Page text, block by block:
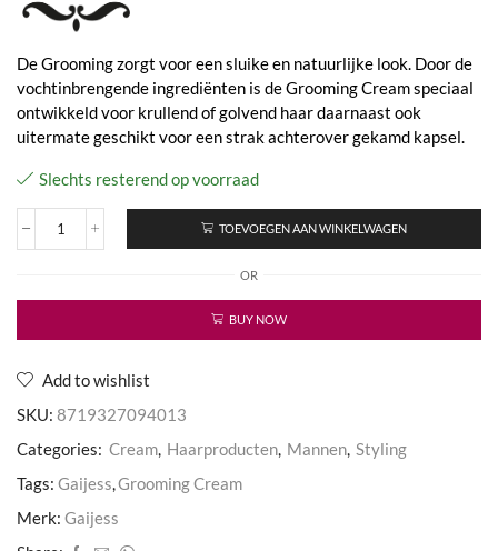
De Grooming zorgt voor een sluike en natuurlijke look. Door de
vochtinbrengende ingrediënten is de Grooming Cream speciaal
ontwikkeld voor krullend of golvend haar daarnaast ook
uitermate geschikt voor een strak achterover gekamd kapsel.
Slechts resterend op voorraad
Grooming
TOEVOEGEN AAN WINKELWAGEN
OR
BUY NOW
Add to wishlist
SKU: 8719327094013
Categories: Cream, Haarproducten, Mannen, Styling
Tags: Gaijess,Grooming Cream
Merk: Gaijess